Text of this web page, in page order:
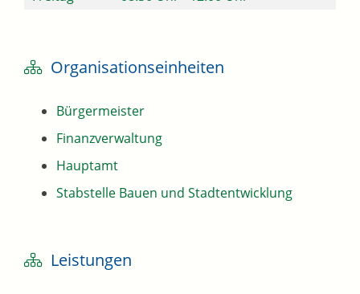
Organisationseinheiten
Bürgermeister
Finanzverwaltung
Hauptamt
Stabstelle Bauen und Stadtentwicklung
Leistungen